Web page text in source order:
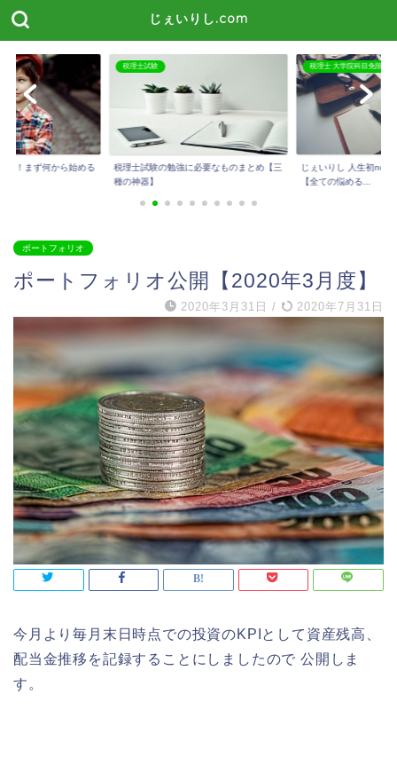
じぇいりし.com
い！まず何から始める
税理士試験
税理士試験の勉強に必要なものまとめ【三
種の神器】
税理士 大学院科目免除
じぇいりし 人生初note
【全ての悩める...
ポートフォリオ
ポートフォリオ公開【2020年3月度】
2020年3月31日 / 2020年7月31日
今月より毎月末日時点での投資のKPIとして資産残高、
配当金推移を記録することにしましたので 公開しま
す。